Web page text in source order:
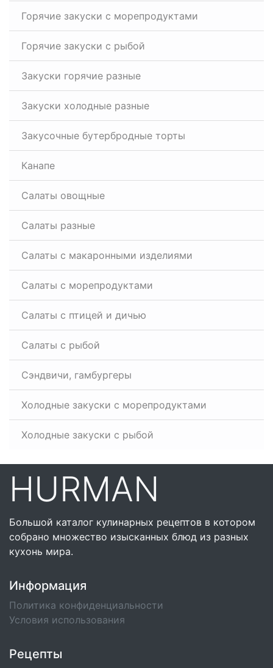
Горячие закуски с морепродуктами
Горячие закуски с рыбой
Закуски горячие разные
Закуски холодные разные
Закусочные бутербродные торты
Канапе
Салаты овощные
Салаты разные
Салаты с макаронными изделиями
Салаты с морепродуктами
Салаты с птицей и дичью
Салаты с рыбой
Сэндвичи, гамбургеры
Холодные закуски с морепродуктами
Холодные закуски с рыбой
HURMAN
Большой каталог кулинарных рецептов в котором
собрано множество изысканных блюд из разных
кухонь мира.
Информация
Политика конфиденциальности
Условия использования
Рецепты